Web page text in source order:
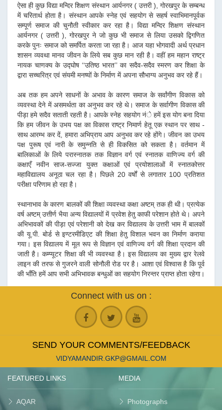
ऐसा ही कुछ विद्या मन्दिर शिक्षण संस्थान आर्यनगर ( उत्तरी ), गोरखपुर के सम्बन्ध
में चरितार्थ होता है। संस्थान आपके स्नेह एवं सहयोग से सहर्ष स्वाभिमानपूर्वक
सम्पूर्ण समाज की चुनौती स्वीकार कर रहा है। विद्या मन्दिर शिक्षण संस्थान
आर्यनगर ( उत्तरी ), गोरखपुर ने जो कुछ भी समाज से लिया उसको द्विगणित
करके पुनः समाज को समर्पित करता जा रहा है। आज यहा भोगवादी अर्थ प्रधान
शासन व्यवथा मानव जीवन के लिये सब कुछ मान रही है। वहीं हम महान राष्ट्र
नायक चाणक्य के उद्घोष ‘‘उतिष्ठ भारत’’ का सदैव-सदैव स्मरण कर शिक्षा के
द्वारा सच्चरित्र एवं संयमी मनष्यों के निर्माण में अपना सौभाग्य अनुभव कर रहे हैं।
अब तक हम अपने साधनों के अभाव के कारण समाज के सर्वांगीण विकास को
व्यवस्था देने में असमर्थता का अनुभव कर रहे थे। समाज के सर्वागीण विकास की
पीड़ा हमे सदैव सताती रहती है। आपके स्नेह सहयोग नंे हमें इस योग बना दिया
कि हम जीवन के उभय पक्ष का विकास राष्ट्र निमार्ण हेतू एक स्थान पर साथ -
साथ आरम्भ कर दें, हमारा अभिप्राय आप अनुभव कर रहे होंगे। जीवन का उभय
पक्ष पुरूष एवं नारी के समुन्नति से ही विकसित को सकता है। वर्तमान में
बालिकाओं के लिये परास्नातक तक विज्ञान वर्ग एवं स्नातक वाणिज्य वर्ग की
कक्षाएँ नवीन साज-सज्जा युक्त कक्षाओं एवं प्रयोशालाओं में स्नातकोत्तर
महाविद्यालय अनूठा चल रहा है। पिछले 20 वर्षों से लगातार 100 प्रतिशत
परीक्षा परिणाम हो रहा है।
स्थानाभाव के कारण बालकों की शिक्षा व्यवस्था कक्षा अष्टम् तक ही थी। प्रत्येक
वर्ष अष्टम् उत्तीर्ण भैया अन्य विद्यालयों में प्रवेश हेतु काफी परेशान होते थे। अपने
अभिभावकों की पीड़ा एवं परेशानी को देख कर विद्यालय के उत्तरी भाम में बालकों
की यू.पी. बोर्ड से इण्टरमीडिएट की शिक्षा हेतु विशाल भवन का निर्माण कराया
गया। इस विद्यालय में मूल रूप से विज्ञान एवं वाणिज्य वर्ग की शिक्षा प्रदान की
जाती है। कम्प्यूटर शिक्षा की भी व्यवस्था है। इस विद्यालय का मुख्य द्वार रेलवे
लाइन की तरफ से गुजरने वाली सोनौली रोड पर है। आशा एवं विश्वास है कि पूर्व
की भाँति हमें आप सभी अभिभावक बन्धुओं का सहयोग निरन्तर प्राप्त होता रहेगा।
Connect with us on :
SEND YOUR COMMENTS/FEEDBACK
VIDYAMANDIR.GKP@GMAIL.COM
FEATURED LINKS
AQAR
MEDIA
Photographs